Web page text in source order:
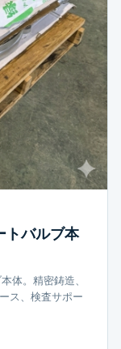
トバルブ本
体。精密鋳造、
ス、検査サポー